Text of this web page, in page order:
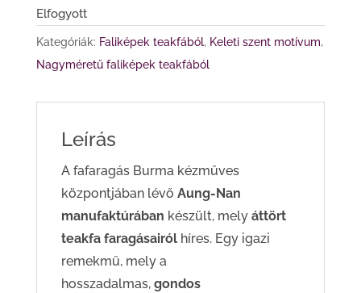
Elfogyott
Kategóriák: Faliképek teakfából, Keleti szent motívum,
Nagyméretű faliképek teakfából
Leírás
A fafaragás Burma kézműves
központjában lévő Aung-Nan
manufaktúrában készült, mely áttört
teakfa faragásairól híres. Egy igazi
remekmű, mely a
hosszadalmas, gondos